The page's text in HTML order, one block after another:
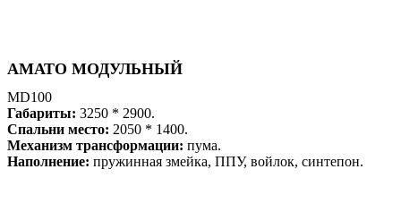
АМАТО МОДУЛЬНЫЙ
MD100
Габариты: 3250 * 2900.
Спальни место: 2050 * 1400.
Механизм трансформации: пума.
Наполнение: пружинная змейка, ППУ, войлок, синтепон.